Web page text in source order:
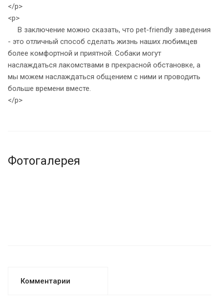
</p>
<p>
В заключение можно сказать, что pet-friendly заведения
- это отличный способ сделать жизнь наших любимцев
более комфортной и приятной. Собаки могут
наслаждаться лакомствами в прекрасной обстановке, а
мы можем наслаждаться общением с ними и проводить
больше времени вместе.
</p>
Фотогалерея
Комментарии